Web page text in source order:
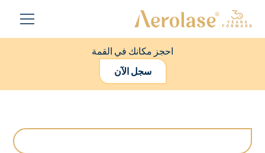
احجز مكانك في القمة
سجل الآن